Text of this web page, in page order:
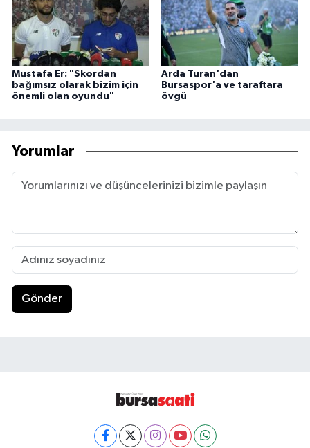
Mustafa Er: "Skordan
bağımsız olarak bizim için
önemli olan oyundu"
Arda Turan'dan
Bursaspor'a ve taraftara
övgü
Yorumlar
Gönder